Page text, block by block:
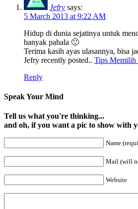
Jefry says:
5 March 2013 at 9:22 AM
Hidup di dunia sejatinya untuk
banyak pahala 🙂
Terima kasih ayas ulasannya, bisa
Jefry recently posted.. Tips Memilih
Reply
Speak Your Mind
Tell us what you're thinking...
and oh, if you want a pic to show with
Name
Mail (will
Website